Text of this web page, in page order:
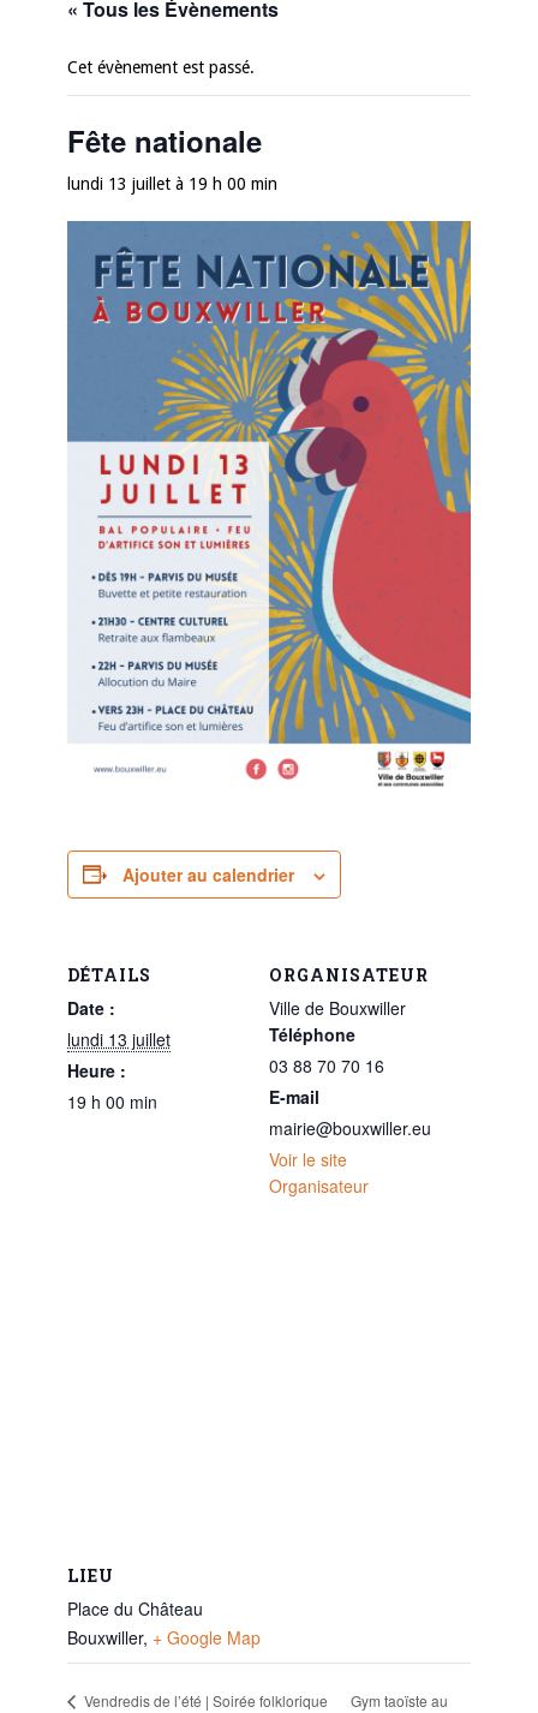
« Tous les Évènements
Cet évènement est passé.
Fête nationale
lundi 13 juillet à 19 h 00 min
Ajouter au calendrier
DÉTAILS
Date :
lundi 13 juillet
Heure :
19 h 00 min
ORGANISATEUR
Ville de Bouxwiller
Téléphone
03 88 70 70 16
E-mail
mairie@bouxwiller.eu
Voir le site
Organisateur
LIEU
Place du Château
Bouxwiller, + Google Map
Vendredis de l’été | Soirée folklorique
Gym taoïste au